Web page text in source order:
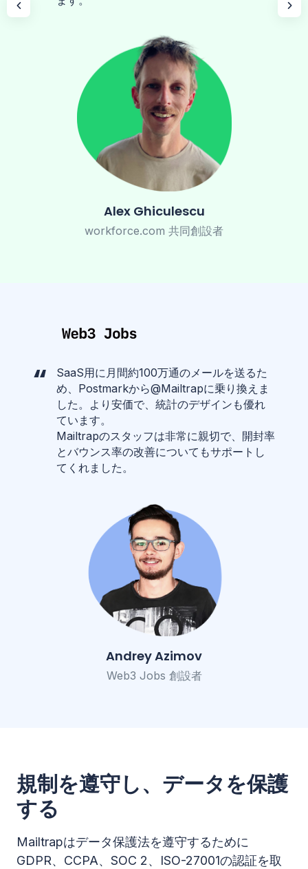
Alex Ghiculescu
workforce.com 共同創設者
SaaS用に月間約100万通のメールを送るた
め、Postmarkから@Mailtrapに乗り換えま
した。より安価で、統計のデザインも優れ
ています。
Mailtrapのスタッフは非常に親切で、開封率
とバウンス率の改善についてもサポートし
てくれました。
Andrey Azimov
Web3 Jobs 創設者
規制を遵守し、データを保護
する
Mailtrapはデータ保護法を遵守するために
GDPR、CCPA、SOC 2、ISO-27001の認証を取